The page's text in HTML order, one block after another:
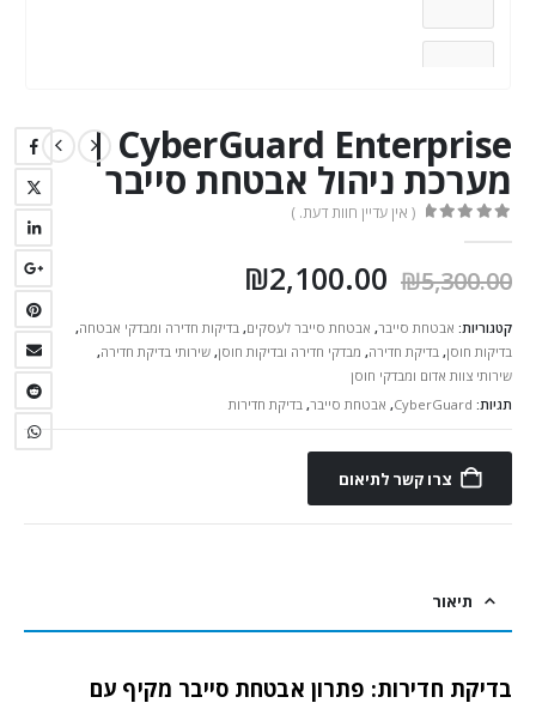
CyberGuard Enterprise |
מערכת ניהול אבטחת סייבר
( אין עדיין חוות דעת. )
₪5,300.00
₪2,100.00
קטגוריות: אבטחת סייבר, אבטחת סייבר לעסקים, בדיקות חדירה ומבדקי אבטחה,
בדיקות חוסן, בדיקת חדירה, מבדקי חדירה ובדיקות חוסן, שירותי בדיקת חדירה,
שירותי צוות אדום ומבדקי חוסן
תגיות: CyberGuard
, אבטחת סייבר, בדיקת חדירות
צרו קשר לתיאום
תיאור
בדיקת חדירות: פתרון אבטחת סייבר מקיף עם